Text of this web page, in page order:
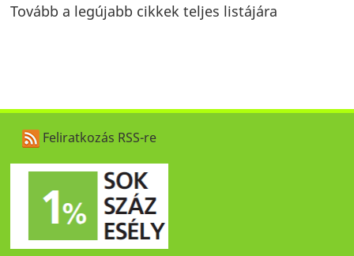
Tovább a legújabb cikkek teljes listájára
Feliratkozás RSS-re